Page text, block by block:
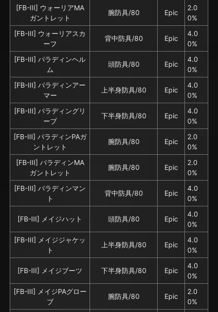
[FB-III] ウォーリアMA
ガントレット
腕防具/80 Epic
2.0
0%
[FB-III] ウォーリアスカ
ーフ
背中防具/80 Epic
4.0
0%
[FB-III] パラディンヘル
ム
頭防具/80 Epic
4.0
0%
[FB-III] パラディンアー
マー
上半身防具/80 Epic
4.0
0%
[FB-III] パラディングリ
ーブ
下半身防具/80 Epic
4.0
0%
[FB-III] パラディンPAガ
ントレット
腕防具/80 Epic
2.0
0%
[FB-III] パラディンMA
ガントレット
腕防具/80 Epic
2.0
0%
[FB-III] パラディンマン
ト
背中防具/80 Epic
4.0
0%
[FB-III] メイジハット 頭防具/80 Epic
4.0
0%
[FB-III] メイジジャケッ
ト
上半身防具/80 Epic
4.0
0%
[FB-III] メイジブーツ 下半身防具/80 Epic
4.0
0%
[FB-III] メイジPAグロー
ブ
腕防具/80 Epic
2.0
0%